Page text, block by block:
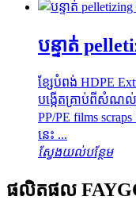
បន្ទាត់
ខ្សែបំពង់ HDPE
បង្កើតគ្រាប់ពីសំណល់ប្
PP/PE films scraps
នេះ ...
ស្វែងយល់បន្ថែម
ផលិតផល